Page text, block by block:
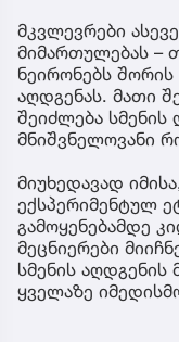
მკვლევრები
მიმართულებას –
ნეირონებს შორის
აღდგენას. მათი
შეიძლება სმენის
მნიშვნელოვანი
მიუხედავად
ექსპერიმენტულ
გამოყენებამდე
მეცნიერები
სმენის
ყველაზე